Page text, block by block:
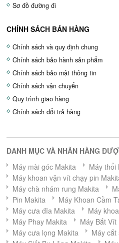
Sơ đồ đường đi
CHÍNH SÁCH BÁN HÀNG
Chính sách và quy định chung
Chính sách bảo hành sản phẩm
Chính sách bảo mật thông tin
Chính sách vận chuyển
Quy trình giao hàng
Chính sách đổi trả hàng
DANH MỤC VÀ NHÃN HÀNG
Máy mài góc Makita
Máy thổi
Máy khoan vặn vít chạy pin
Máy chà nhám rung Makita
Pin Makita
Máy Khoan Cầm
Máy cưa đĩa Makita
Máy
Máy Phay Makita
Máy Bắt Vít
Máy cưa lọng Makita
Máy cắt